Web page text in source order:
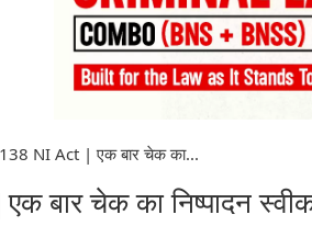
NI Act | एक बार चेक का...
बार चेक का निष्पादन